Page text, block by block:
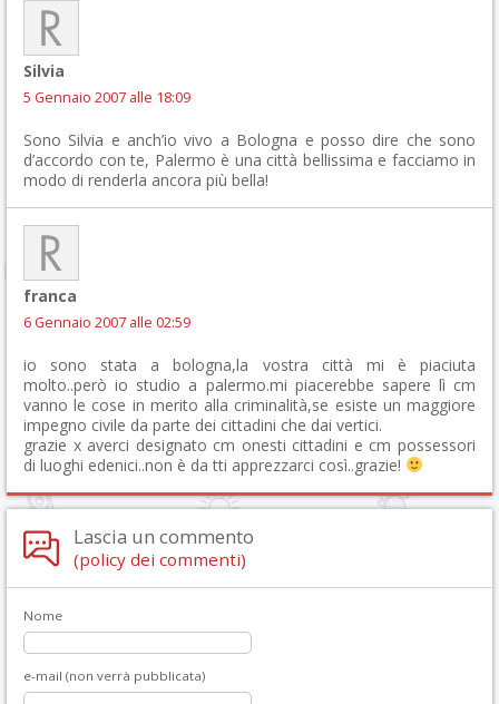
Silvia
5 Gennaio 2007 alle 18:09
Sono Silvia e anch’io vivo a Bologna e posso dire che sono
d’accordo con te, Palermo è una città bellissima e facciamo in
modo di renderla ancora più bella!
franca
6 Gennaio 2007 alle 02:59
io sono stata a bologna,la vostra città mi è piaciuta
molto..però io studio a palermo.mi piacerebbe sapere lì cm
vanno le cose in merito alla criminalità,se esiste un maggiore
impegno civile da parte dei cittadini che dai vertici.
grazie x averci designato cm onesti cittadini e cm possessori
di luoghi edenici..non è da tti apprezzarci così..grazie!
Lascia un commento
(policy dei commenti)
Nome
e-mail (non verrà pubblicata)